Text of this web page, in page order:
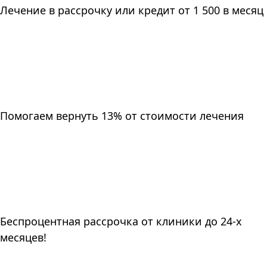
Лечение в рассрочку или кредит от 1 500 в месяц
Помогаем вернуть 13% от стоимости лечения
Беспроцентная рассрочка от клиники до 24-х
месяцев!